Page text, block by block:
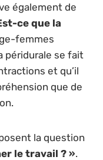
également de
ce que la
femmes
péridurale se fait
et qu’il
que de
la question
le travail ? ».